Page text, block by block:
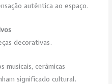
autêntica ao espaço.
decorativas.
musicais, cerâmicas
significado cultural.